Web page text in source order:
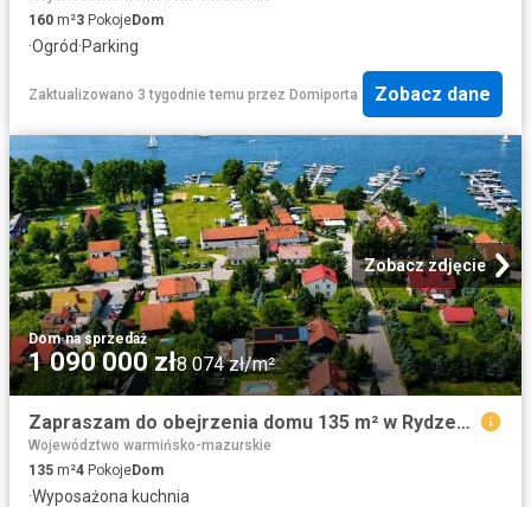
160 m²3 PokojeDom
·Ogród·Parking
Zaktualizowano 3 tygodnie temu przez Domiporta Zobacz dane
Zobacz zdjęcie
Dom·na sprzedaż
1 090 000 zł8 074 zł/m²
Zapraszam do obejrzenia domu 135 m² w Rydzewie
Województwo warmińsko-mazurskie
135 m²4 PokojeDom
·Wyposażona kuchnia